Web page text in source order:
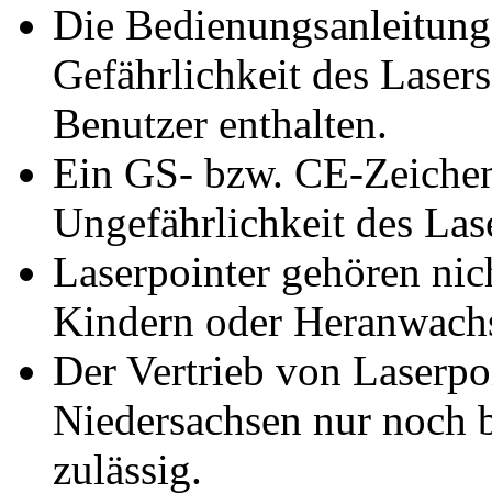
Die
Gefährlichkeit des
Benutzer enthalten.
Ein GS- bzw. CE-
Ungefährlichkeit des
Laserpointer gehören
Kindern oder
Der Vertrieb von
Niedersachsen nur noch
zulässig.